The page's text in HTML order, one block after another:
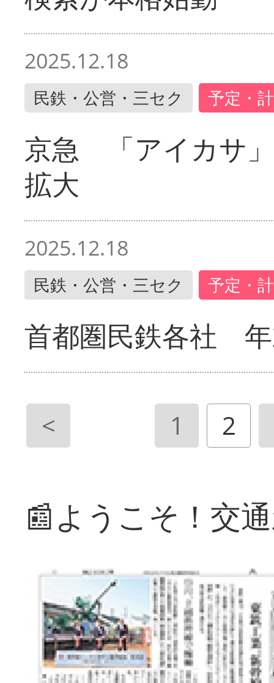
2025.12.18
民鉄・公営・三セク 予定・
京急 「アイカサ
拡大
2025.12.18
民鉄・公営・三セク 予定・
首都圏民鉄各社
< 1 2
📰ようこそ！交